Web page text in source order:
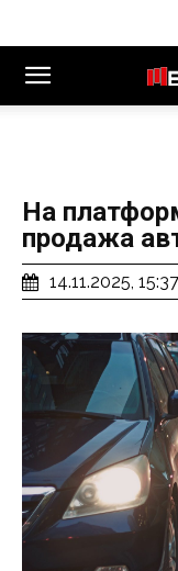
На
продажа
14.11.2025, 15:37